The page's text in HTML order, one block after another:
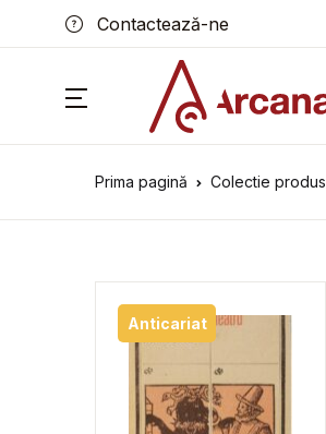
Contactează-ne
Prima pagină Colectie produs
Anticariat